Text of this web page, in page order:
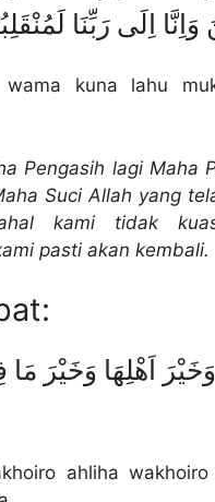
اِلَى رَبِّنَا
kuna lahu
Pengasih lagi Maha
Suci Allah yang
kami tidak
pasti akan kembali.
اَهْلِهَا وَخَيْرَ
ahliha